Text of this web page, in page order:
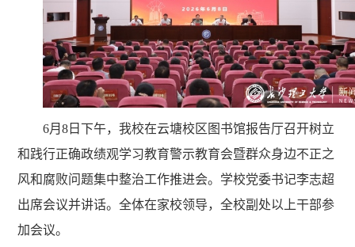
6月8日下午，我校在云塘校区图书馆报告厅召开树立
和践行正确政绩观学习教育警示教育会暨群众身边不正之
风和腐败问题集中整治工作推进会。学校党委书记李志超
出席会议并讲话。全体在家校领导，全校副处以上干部参
加会议。